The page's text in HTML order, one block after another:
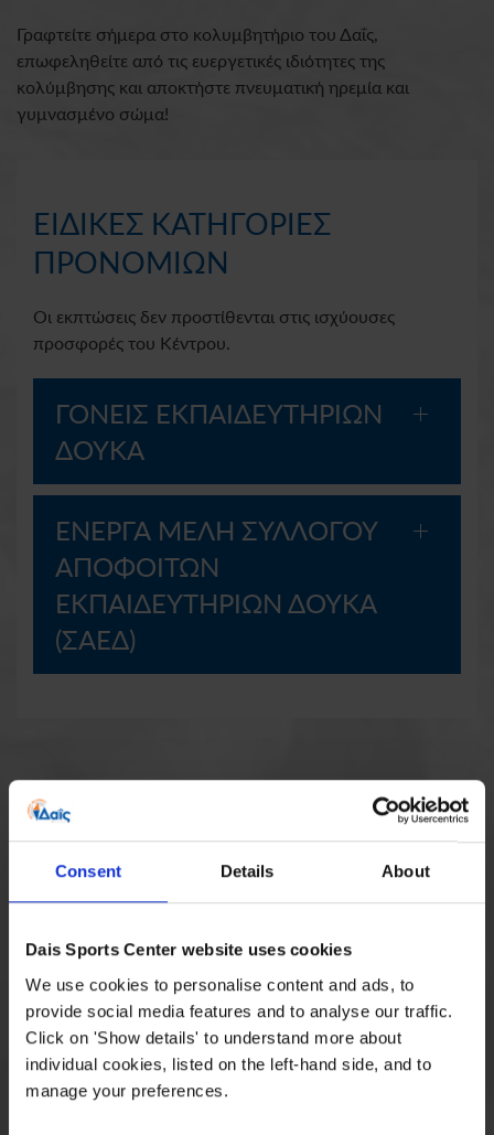
Consent Details About
Dais Sports Center website uses cookies
We use cookies to personalise content and ads, to
provide social media features and to analyse our traffic.
Click on 'Show details' to understand more about
individual cookies, listed on the left-hand side, and to
manage your preferences.
Γραφτείτε σήμερα στο κολυμβητήριο του Δαΐς,
επωφεληθείτε από τις ευεργετικές ιδιότητες της
κολύμβησης και αποκτήστε πνευματική ηρεμία και
γυμνασμένο σώμα!
ΕΙΔΙΚΕΣ ΚΑΤΗΓΟΡΙΕΣ
ΠΡΟΝΟΜΙΩΝ
Οι εκπτώσεις δεν προστίθενται στις ισχύουσες
προσφορές του Κέντρου.
ΓΟΝΕΙΣ ΕΚΠΑΙΔΕΥΤΗΡΙΩΝ
ΔΟΥΚΑ
ΕΝΕΡΓΑ ΜΕΛΗ ΣΥΛΛΟΓΟΥ
ΑΠΟΦΟΙΤΩΝ
ΕΚΠΑΙΔΕΥΤΗΡΙΩΝ ΔΟΥΚΑ
(ΣΑΕΔ)